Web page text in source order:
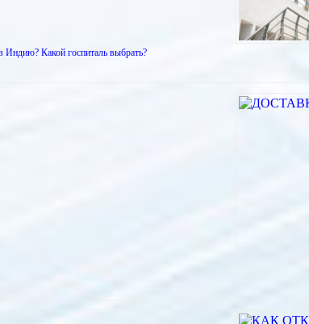
Какой госпиталь выбрать?